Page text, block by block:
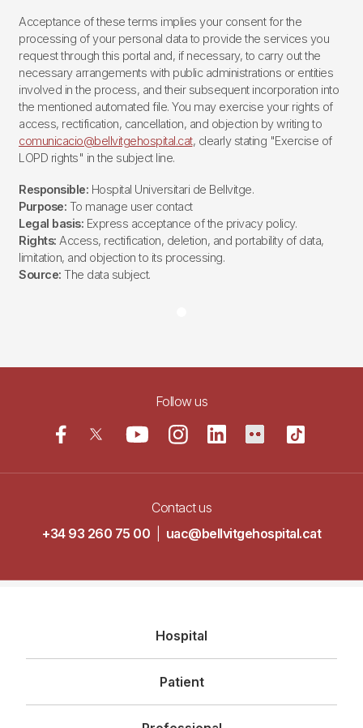
Acceptance of these terms implies your consent for the
processing of your personal data to provide the services you
request through this portal and, if necessary, to carry out the
necessary arrangements with public administrations or entities
involved in the process, and their subsequent incorporation into
the mentioned automated file. You may exercise your rights of
access, rectification, cancellation, and objection by writing to
comunicacio@bellvitgehospital.cat, clearly stating "Exercise of
LOPD rights" in the subject line.
Responsible: Hospital Universitari de Bellvitge.
Purpose: To manage user contact
Legal basis: Express acceptance of the privacy policy.
Rights: Access, rectification, deletion, and portability of data,
limitation, and objection to its processing.
Source: The data subject.
Follow us
Contact us
+34 93 260 75 00
uac@bellvitgehospital.cat
principal
Hospital
Patient